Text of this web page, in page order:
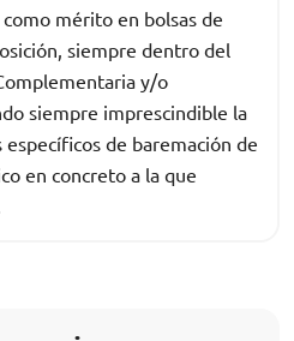
mérito en bolsas de
siempre dentro del
y/o
siempre imprescindible la
de baremación de
en concreto a la que